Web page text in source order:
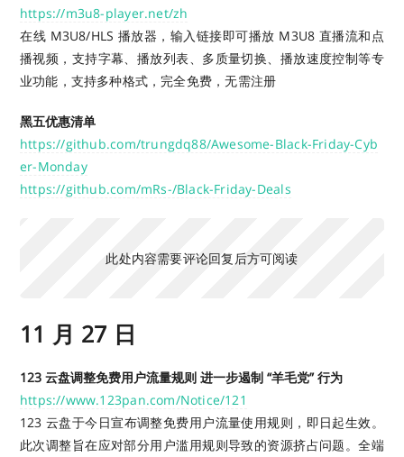
https://m3u8-player.net/zh
在线 M3U8/HLS 播放器，输入链接即可播放 M3U8 直播流和点
播视频，支持字幕、播放列表、多质量切换、播放速度控制等专
业功能，支持多种格式，完全免费，无需注册
黑五优惠清单
https://github.com/trungdq88/Awesome-Black-Friday-Cyb
er-Monday
https://github.com/mRs-/Black-Friday-Deals
此处内容需要评论回复后方可阅读
11 月 27 日
123 云盘调整免费用户流量规则 进一步遏制 “羊毛党” 行为
https://www.123pan.com/Notice/121
123 云盘于今日宣布调整免费用户流量使用规则，即日起生效。
此次调整旨在应对部分用户滥用规则导致的资源挤占问题。全端